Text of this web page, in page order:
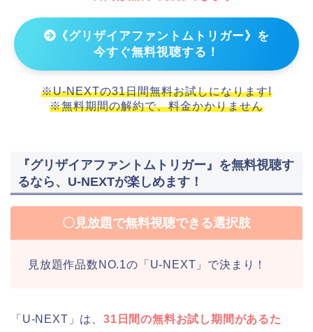
《グリザイアファントムトリガー》を
今すぐ無料視聴する！
※U-NEXTの31日間無料お試しになります!
※無料期間の解約で、料金かかりません
『グリザイアファントムトリガー』を無料視聴す
るなら、U-NEXTが楽しめます！
〇見放題で無料視聴できる選択肢
見放題作品数NO.1の「U-NEXT」で決まり！
「U-NEXT」は、 31日間の無料お試し期間があるた